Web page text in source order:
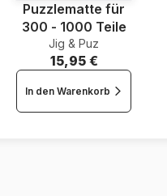
Puzzlematte für
300 - 1000 Teile
Jig & Puz
15,95 €
In den Warenkorb